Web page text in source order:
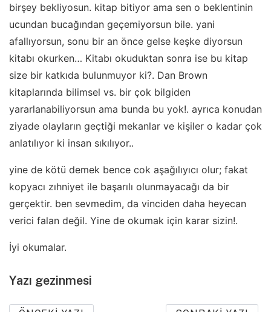
birşey bekliyosun. kitap bitiyor ama sen o beklentinin
ucundan bucağından geçemiyorsun bile. yani
afallıyorsun, sonu bir an önce gelse keşke diyorsun
kitabı okurken… Kitabı okuduktan sonra ise bu kitap
size bir katkıda bulunmuyor ki?. Dan Brown
kitaplarında bilimsel vs. bir çok bilgiden
yararlanabiliyorsun ama bunda bu yok!. ayrıca konudan
ziyade olayların geçtiği mekanlar ve kişiler o kadar çok
anlatılıyor ki insan sıkılıyor..
yine de kötü demek bence cok aşağılıyıcı olur; fakat
kopyacı zıhniyet ile başarılı olunmayacağı da bir
gerçektir. ben sevmedim, da vinciden daha heyecan
verici falan değil. Yine de okumak için karar sizin!.
İyi okumalar.
Yazı gezinmesi